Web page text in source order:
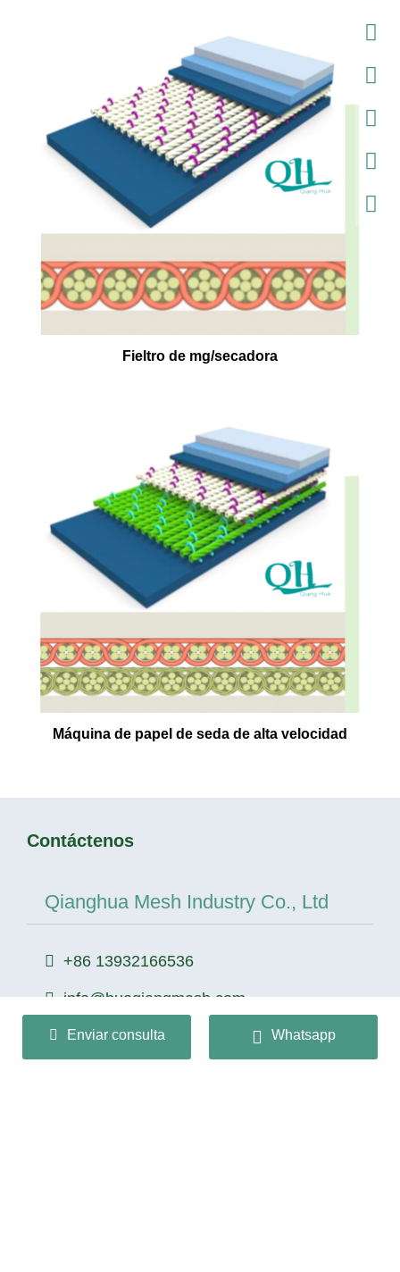
Fieltro de mg/secadora
Máquina de papel de seda de alta velocidad
Contáctenos
Qianghua Mesh Industry Co., Ltd
+86 13932166536
info@huaqiangmesh.com
sitemap|privacy Policy
Enviar consulta Whatsapp